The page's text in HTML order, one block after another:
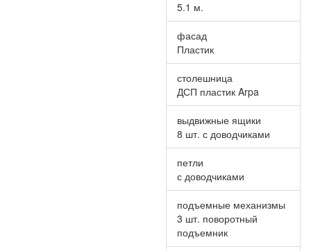
5.1 м.
фасад
Пластик
столешница
ДСП пластик Arpa
выдвижные ящики
8 шт. с доводчиками
петли
с доводчиками
подъемные механизмы
3 шт. поворотный
подъемник